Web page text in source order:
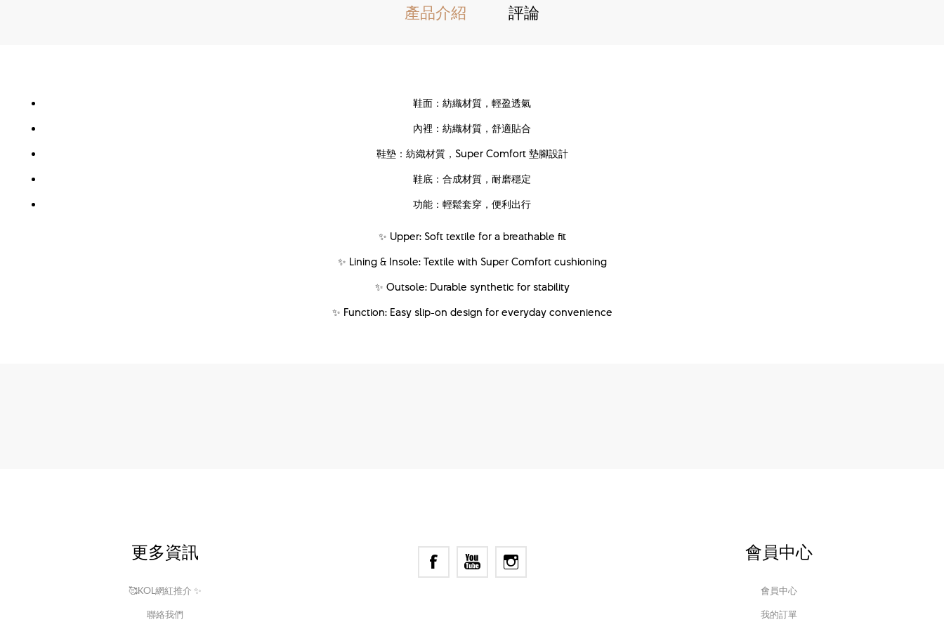
產品介紹 評論
鞋面：紡織材質，輕盈透氣
內裡：紡織材質，舒適貼合
鞋墊：紡織材質，Super Comfort 墊腳設計
鞋底：合成材質，耐磨穩定
功能：輕鬆套穿，便利出行
✨ Upper: Soft textile for a breathable fit
✨ Lining & Insole: Textile with Super Comfort cushioning
✨ Outsole: Durable synthetic for stability
✨ Function: Easy slip-on design for everyday convenience
更多資訊
🥰KOL網紅推介 ✨
聯絡我們
會員中心
會員中心
我的訂單